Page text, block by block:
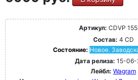
Артикул: CDVP
Состав: 4 CD
Состояние: Новое.
Дата релиза: 15-06-
Лейбл: Wagram